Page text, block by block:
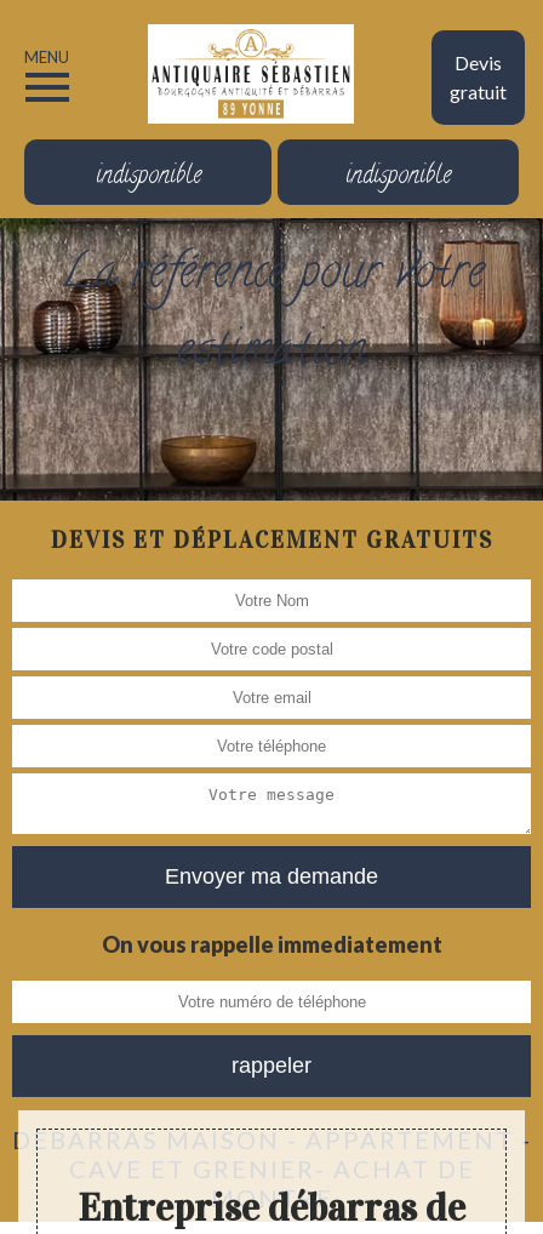
Devis
gratuit
MENU
indisponible indisponible
La référence pour votre
estimation
DEVIS ET DÉPLACEMENT GRATUITS
On vous rappelle immediatement
DÉBARRAS MAISON - APPARTEMENT -
CAVE ET GRENIER- ACHAT DE
MONTRE
Entreprise débarras de